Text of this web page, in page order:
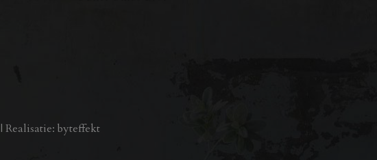
| Realisatie: byteffekt